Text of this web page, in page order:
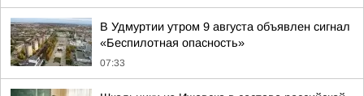
В Удмуртии утром 9 августа объявлен сигнал
«Беспилотная опасность»
07:33